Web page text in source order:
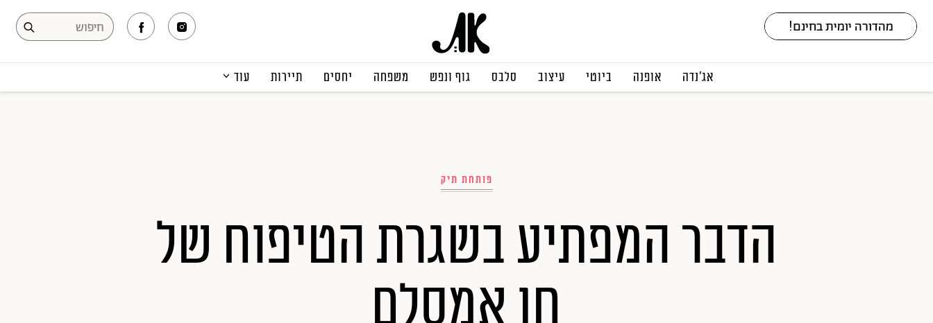
אג׳נדה אופנה ביוטי עיצוב סלבס גוף ונפש משפחה יחסים תיירות עוד
פותחת תיק
הדבר המפתיע בשגרת הטיפוח של
חן אמסלם